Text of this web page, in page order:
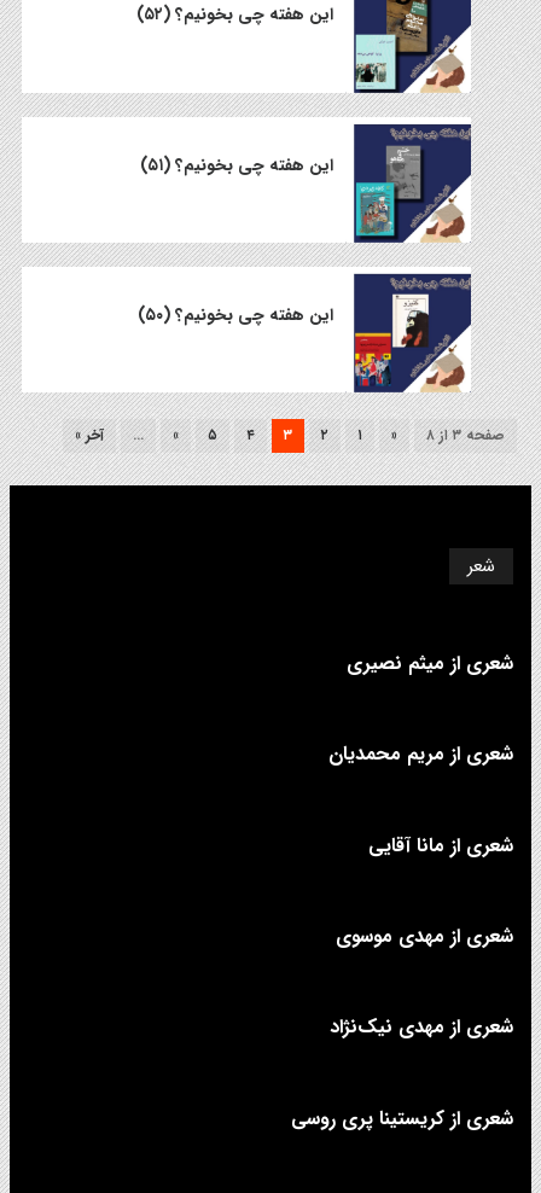
این هفته چی بخونیم؟ (۵۲)
این هفته چی بخونیم؟ (۵۱)
این هفته چی بخونیم؟ (۵۰)
صفحه ۳ از ۸ « ۱ ۲ ۳ ۴ ۵ »
... آخر »
شعر
شعری از میثم نصیری
شعری از مریم محمدیان
شعری از مانا آقایی
شعری از مهدی موسوی
شعری از مهدی نیک‌نژاد
شعری از کریستینا پری روسی